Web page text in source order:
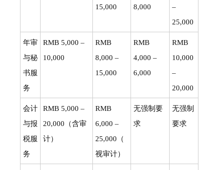
15,000
8,000
–
25,000
年审
与秘
书服
务
RMB 5,000 –
10,000
RMB
8,000 –
15,000
RMB
4,000 –
6,000
RMB
10,000
–
20,000
会计
与报
税服
务
RMB 5,000 –
20,000（含审
计）
RMB
6,000 –
25,000（
视审计）
无强制要
求
无强制
要求